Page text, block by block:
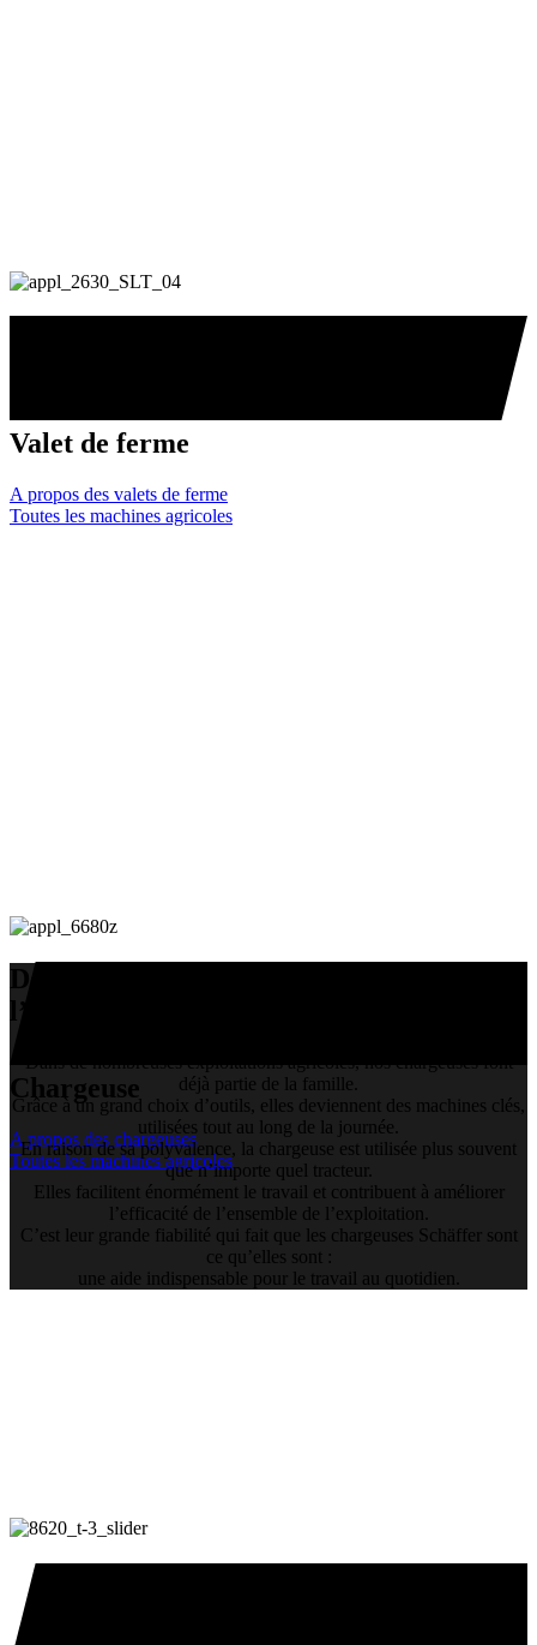
Valet de ferme
A propos des valets de ferme
Toutes les machines agricoles
Chargeuse
A propos des chargeuses
Toutes les machines agricoles
Des chargeuses Schäffer pour
l’agriculture
Dans de nombreuses exploitations agricoles, nos chargeuses font
déjà partie de la famille.
Grâce à un grand choix d’outils, elles deviennent des machines clés,
utilisées tout au long de la journée.
En raison de sa polyvalence, la chargeuse est utilisée plus souvent
que n’importe quel tracteur.
Elles facilitent énormément le travail et contribuent à améliorer
l’efficacité de l’ensemble de l’exploitation.
C’est leur grande fiabilité qui fait que les chargeuses Schäffer sont
ce qu’elles sont :
une aide indispensable pour le travail au quotidien.